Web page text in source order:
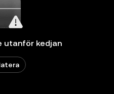
utanför kedjan